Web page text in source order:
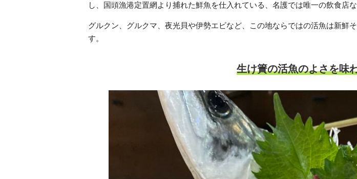
し、国頭漁港定置網より捕れた鮮魚を仕入れている、名護では唯一の飲食店な
グルクン、グルクマ、夜光貝や伊勢エビなど、この地ならではの活魚は新鮮
す。
生け簀の活魚のよさを味